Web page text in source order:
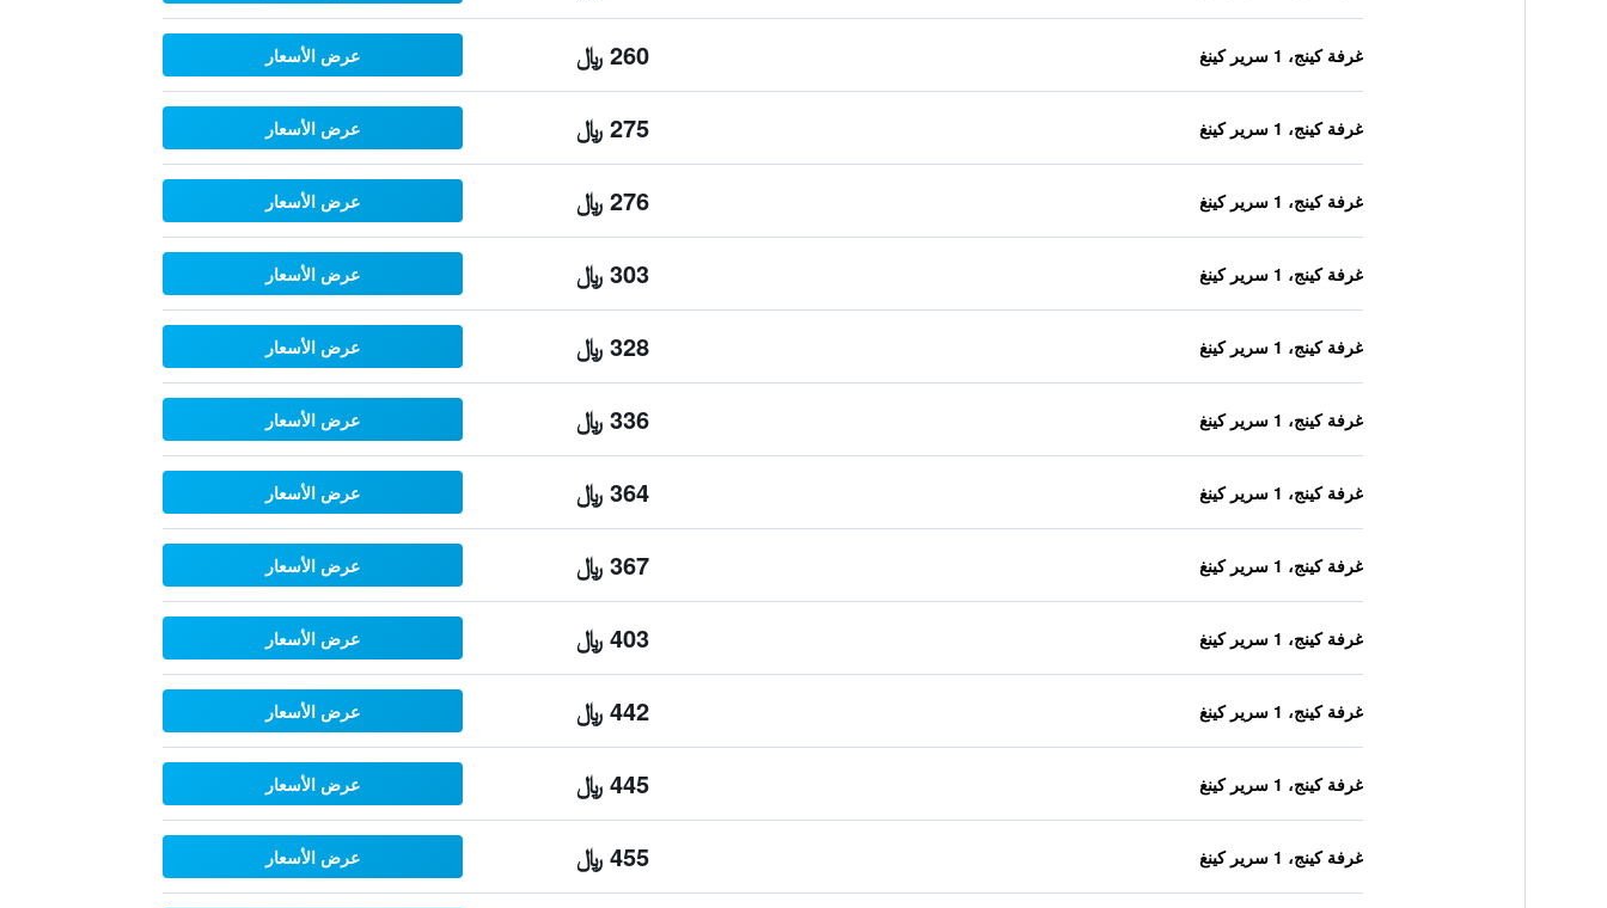
غرفة كينج، 1 سرير كينغ 260 ﷼ عرض الأسعار
غرفة كينج، 1 سرير كينغ 275 ﷼ عرض الأسعار
غرفة كينج، 1 سرير كينغ 276 ﷼ عرض الأسعار
غرفة كينج، 1 سرير كينغ 303 ﷼ عرض الأسعار
غرفة كينج، 1 سرير كينغ 328 ﷼ عرض الأسعار
غرفة كينج، 1 سرير كينغ 336 ﷼ عرض الأسعار
غرفة كينج، 1 سرير كينغ 364 ﷼ عرض الأسعار
غرفة كينج، 1 سرير كينغ 367 ﷼ عرض الأسعار
غرفة كينج، 1 سرير كينغ 403 ﷼ عرض الأسعار
غرفة كينج، 1 سرير كينغ 442 ﷼ عرض الأسعار
غرفة كينج، 1 سرير كينغ 445 ﷼ عرض الأسعار
غرفة كينج، 1 سرير كينغ 455 ﷼ عرض الأسعار